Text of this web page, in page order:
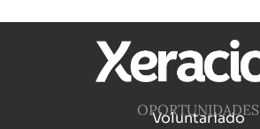
OPORTUNIDADES
Voluntariado